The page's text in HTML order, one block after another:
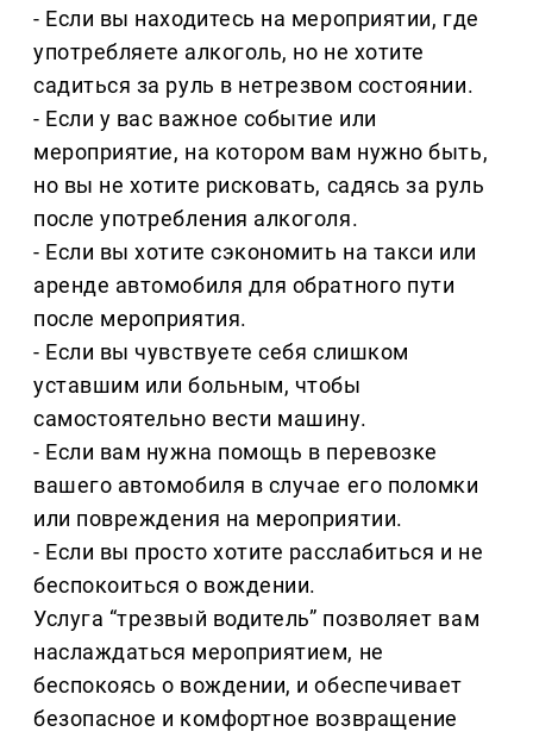
- Если вы находитесь на мероприятии, где
употребляете алкоголь, но не хотите
садиться за руль в нетрезвом состоянии.
- Если у вас важное событие или
мероприятие, на котором вам нужно быть,
но вы не хотите рисковать, садясь за руль
после употребления алкоголя.
- Если вы хотите сэкономить на такси или
аренде автомобиля для обратного пути
после мероприятия.
- Если вы чувствуете себя слишком
уставшим или больным, чтобы
самостоятельно вести машину.
- Если вам нужна помощь в перевозке
вашего автомобиля в случае его поломки
или повреждения на мероприятии.
- Если вы просто хотите расслабиться и не
беспокоиться о вождении.
Услуга “трезвый водитель” позволяет вам
наслаждаться мероприятием, не
беспокоясь о вождении, и обеспечивает
безопасное и комфортное возвращение